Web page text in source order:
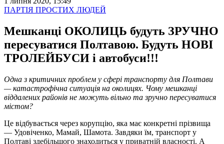
ПАРТІЯ ПРОСТИХ ЛЮДЕЙ
Мешканці ОКОЛИЦЬ будуть ЗРУЧНО
пересуватися Полтавою. Будуть НОВІ
ТРОЛЕЙБУСИ і автобуси!!!
Одна з критичних проблем у сфері транспорту для Полтави
— катастрофічна ситуація на околицях. Чому мешканці
віддалених районів не можуть вільно та зручно пересуватися
містом?
Це відбувається через корупцію, яка має конкретні прізвища
— Удовіченко, Мамай, Шамота. Завдяки їм, транспорт у
Полтаві здебільшого знаходиться у приватній власності. А